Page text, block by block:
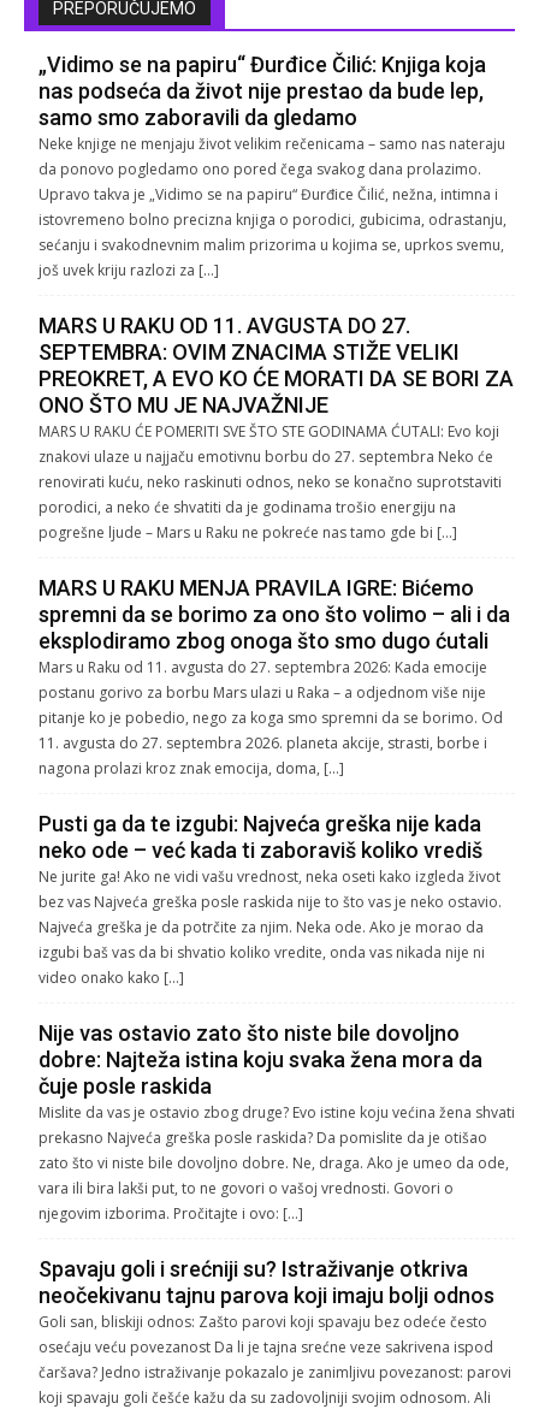
PREPORUČUJEMO
„Vidimo se na papiru“ Đurđice Čilić: Knjiga koja
nas podseća da život nije prestao da bude lep,
samo smo zaboravili da gledamo
Neke knjige ne menjaju život velikim rečenicama – samo nas nateraju
da ponovo pogledamo ono pored čega svakog dana prolazimo.
Upravo takva je „Vidimo se na papiru“ Đurđice Čilić, nežna, intimna i
istovremeno bolno precizna knjiga o porodici, gubicima, odrastanju,
sećanju i svakodnevnim malim prizorima u kojima se, uprkos svemu,
još uvek kriju razlozi za […]
MARS U RAKU OD 11. AVGUSTA DO 27.
SEPTEMBRA: OVIM ZNACIMA STIŽE VELIKI
PREOKRET, A EVO KO ĆE MORATI DA SE BORI ZA
ONO ŠTO MU JE NAJVAŽNIJE
MARS U RAKU ĆE POMERITI SVE ŠTO STE GODINAMA ĆUTALI: Evo koji
znakovi ulaze u najjaču emotivnu borbu do 27. septembra Neko će
renovirati kuću, neko raskinuti odnos, neko se konačno suprotstaviti
porodici, a neko će shvatiti da je godinama trošio energiju na
pogrešne ljude – Mars u Raku ne pokreće nas tamo gde bi […]
MARS U RAKU MENJA PRAVILA IGRE: Bićemo
spremni da se borimo za ono što volimo – ali i da
eksplodiramo zbog onoga što smo dugo ćutali
Mars u Raku od 11. avgusta do 27. septembra 2026: Kada emocije
postanu gorivo za borbu Mars ulazi u Raka – a odjednom više nije
pitanje ko je pobedio, nego za koga smo spremni da se borimo. Od
11. avgusta do 27. septembra 2026. planeta akcije, strasti, borbe i
nagona prolazi kroz znak emocija, doma, […]
Pusti ga da te izgubi: Najveća greška nije kada
neko ode – već kada ti zaboraviš koliko vrediš
Ne jurite ga! Ako ne vidi vašu vrednost, neka oseti kako izgleda život
bez vas Najveća greška posle raskida nije to što vas je neko ostavio.
Najveća greška je da potrčite za njim. Neka ode. Ako je morao da
izgubi baš vas da bi shvatio koliko vredite, onda vas nikada nije ni
video onako kako […]
Nije vas ostavio zato što niste bile dovoljno
dobre: Najteža istina koju svaka žena mora da
čuje posle raskida
Mislite da vas je ostavio zbog druge? Evo istine koju većina žena shvati
prekasno Najveća greška posle raskida? Da pomislite da je otišao
zato što vi niste bile dovoljno dobre. Ne, draga. Ako je umeo da ode,
vara ili bira lakši put, to ne govori o vašoj vrednosti. Govori o
njegovim izborima. Pročitajte i ovo: […]
Spavaju goli i srećniji su? Istraživanje otkriva
neočekivanu tajnu parova koji imaju bolji odnos
Goli san, bliskiji odnos: Zašto parovi koji spavaju bez odeće često
osećaju veću povezanost Da li je tajna srećne veze sakrivena ispod
čaršava? Jedno istraživanje pokazalo je zanimljivu povezanost: parovi
koji spavaju goli češće kažu da su zadovoljniji svojim odnosom. Ali